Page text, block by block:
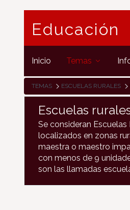
Educación
Inicio Temas
TEMAS ESCUELAS RURALES
Escuelas
Se consideran
localizados en zonas
maestra o maestro
con menos de 9
son las llamadas